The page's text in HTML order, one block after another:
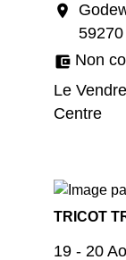
location_on
account_balance_wallet Non
Le
Centre
TRICOT
19 - 20